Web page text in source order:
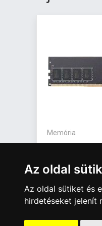
Az oldal
Az oldal sütiket és
hirdetéseket jelenít
Memória
39 620 Ft